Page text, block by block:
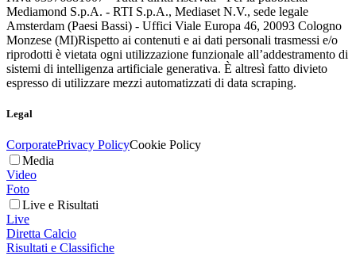
Mediamond S.p.A. - RTI S.p.A., Mediaset N.V., sede legale
Amsterdam (Paesi Bassi) - Uffici Viale Europa 46, 20093 Cologno
Monzese (MI)Rispetto ai contenuti e ai dati personali trasmessi e/o
riprodotti è vietata ogni utilizzazione funzionale all’addestramento di
sistemi di intelligenza artificiale generativa. È altresì fatto divieto
espresso di utilizzare mezzi automatizzati di data scraping.
Legal
CorporatePrivacy PolicyCookie Policy
Media
Video
Foto
Live e Risultati
Live
Diretta Calcio
Risultati e Classifiche